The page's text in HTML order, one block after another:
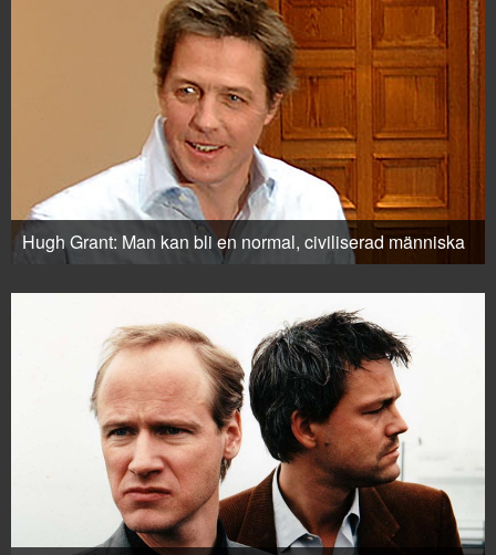
Hugh Grant: Man kan bli en normal, civiliserad människa